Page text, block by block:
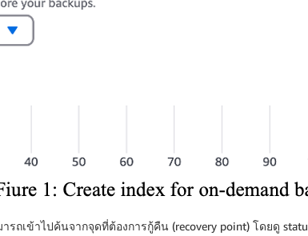
ถเข้าไปค้นจากจุดที่ต้องการกู้คืน (recovery point) โดยดู